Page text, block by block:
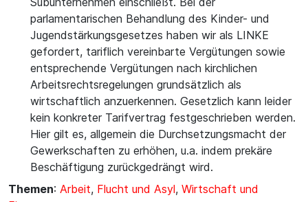
parlamentarischen Behandlung des Kinder- und
Jugendstärkungsgesetzes haben wir als LINKE
gefordert, tariflich vereinbarte Vergütungen sowie
entsprechende Vergütungen nach kirchlichen
Arbeitsrechtsregelungen grundsätzlich als
wirtschaftlich anzuerkennen. Gesetzlich kann leider
kein konkreter Tarifvertrag festgeschrieben werden.
Hier gilt es, allgemein die Durchsetzungsmacht der
Gewerkschaften zu erhöhen, u.a. indem prekäre
Beschäftigung zurückgedrängt wird.
Themen: Arbeit, Flucht und Asyl, Wirtschaft und